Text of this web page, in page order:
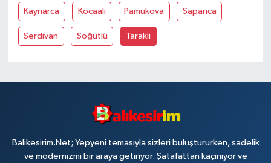
Kaynarca Kocaali Pamukova Sapanca
Serdivan Söğütlü Tarakli
Balikesirim.Net; Yepyeni temasıyla sizleri buluştururken, sadelik
ve modernizmi bir araya getiriyor. Şatafattan kaçınıyor ve